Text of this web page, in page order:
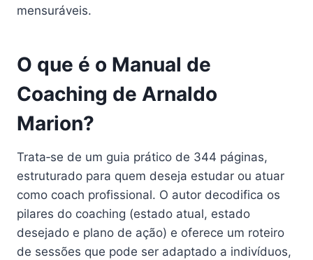
mensuráveis.
O que é o Manual de
Coaching de Arnaldo
Marion?
Trata‑se de um guia prático de 344 páginas,
estruturado para quem deseja estudar ou atuar
como coach profissional. O autor decodifica os
pilares do coaching (estado atual, estado
desejado e plano de ação) e oferece um roteiro
de sessões que pode ser adaptado a indivíduos,